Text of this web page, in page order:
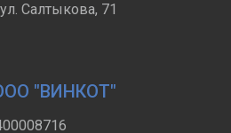
Салтыкова, 71
"ВИНКОТ"